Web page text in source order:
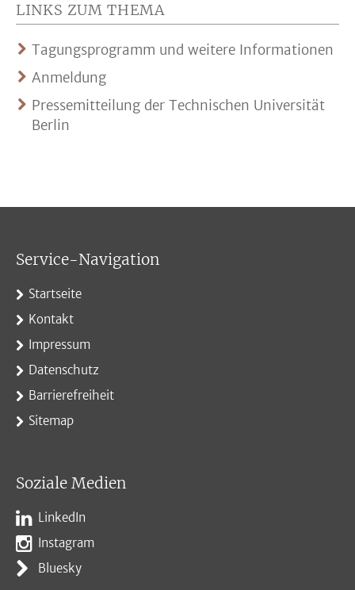
LINKS ZUM THEMA
Tagungsprogramm und weitere Informationen
Anmeldung
Pressemitteilung der Technischen Universität
Berlin
Service-Navigation
Startseite
Kontakt
Impressum
Datenschutz
Barrierefreiheit
Sitemap
Soziale Medien
LinkedIn
Instagram
Bluesky